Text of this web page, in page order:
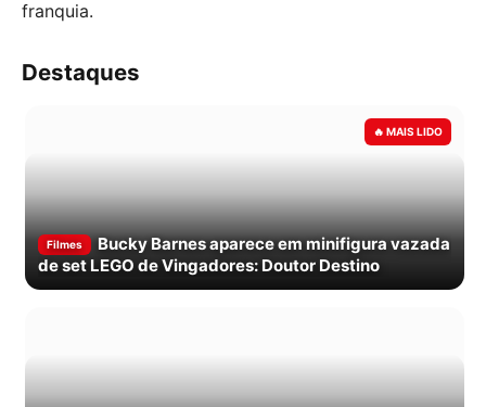
franquia.
Destaques
Filmes
Bucky Barnes aparece em minifigura vazada
de set LEGO de Vingadores: Doutor Destino